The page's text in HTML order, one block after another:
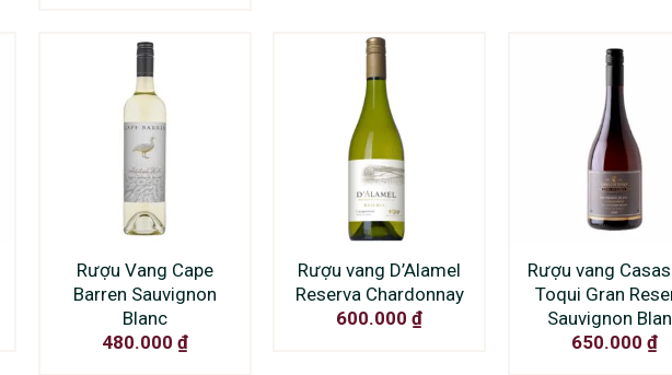
Rượu Vang Cape
Barren Sauvignon
Blanc
480.000 ₫
Rượu vang D’Alamel
Reserva Chardonnay
600.000₫
Rượu vang
Toqui Gran
Sauvignon
650.000₫